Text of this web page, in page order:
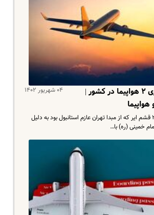
۰۴ شهریور ۱۴۰۲
ماجرای فرود اضطراری ۲ هواپیما در کشور |
هواپیمای پرواز شماره ۲۲۱۳ قشم ایر که از مبدا تهران عازم استانبول بود به دلیل
خمینی (ره) با…